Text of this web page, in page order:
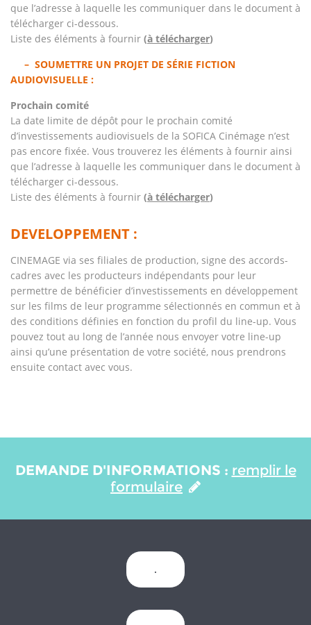
que l’adresse à laquelle les communiquer dans le document à
télécharger ci-dessous.
Liste des éléments à fournir (à télécharger)
– SOUMETTRE UN PROJET DE SÉRIE FICTION
AUDIOVISUELLE :
Prochain comité
La date limite de dépôt pour le prochain comité
d’investissements audiovisuels de la SOFICA Cinémage n’est
pas encore fixée. Vous trouverez les éléments à fournir ainsi
que l’adresse à laquelle les communiquer dans le document à
télécharger ci-dessous.
Liste des éléments à fournir (à télécharger)
DEVELOPPEMENT :
CINEMAGE via ses filiales de production, signe des accords-
cadres avec les producteurs indépendants pour leur
permettre de bénéficier d’investissements en développement
sur les films de leur programme sélectionnés en commun et à
des conditions définies en fonction du profil du line-up. Vous
pouvez tout au long de l’année nous envoyer votre line-up
ainsi qu’une présentation de votre société, nous prendrons
ensuite contact avec vous.
DEMANDE D'INFORMATIONS : remplir le
formulaire
.